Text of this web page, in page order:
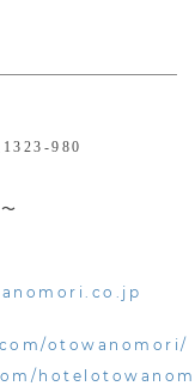
1323-980
otowanomori/